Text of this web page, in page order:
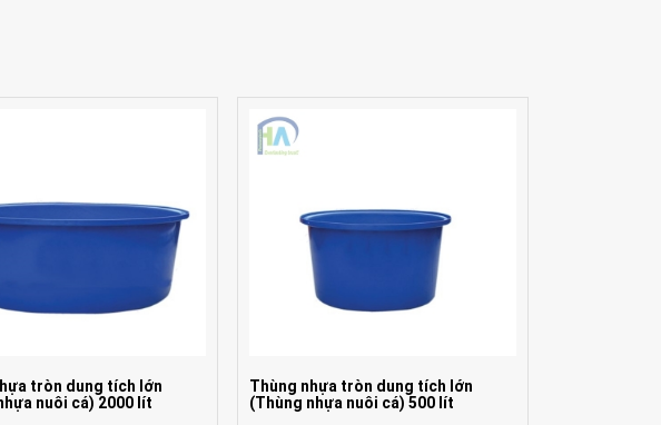
tròn dung tích lớn
nuôi cá) 2000 lít
Thùng nhựa tròn dung tích lớn
(Thùng nhựa nuôi cá) 500 lít